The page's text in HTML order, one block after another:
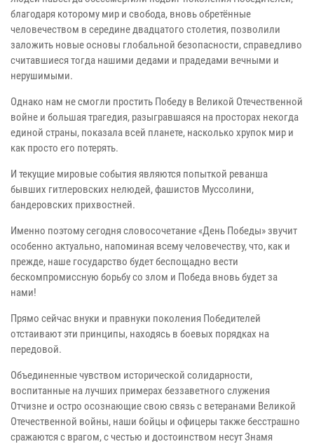
благодаря которому мир и свобода, вновь обретённые
человечеством в середине двадцатого столетия, позволили
заложить новые основы глобальной безопасности, справедливо
считавшиеся тогда нашими дедами и прадедами вечными и
нерушимыми.
Однако нам не смогли простить Победу в Великой Отечественной
войне и большая трагедия, разыгравшаяся на просторах некогда
единой страны, показала всей планете, насколько хрупок мир и
как просто его потерять.
И текущие мировые события являются попыткой реванша
бывших гитлеровских нелюдей, фашистов Муссолини,
бандеровских прихвостней.
Именно поэтому сегодня словосочетание «День Победы» звучит
особенно актуально, напоминая всему человечеству, что, как и
прежде, наше государство будет беспощадно вести
бескомпромиссную борьбу со злом и Победа вновь будет за
нами!
Прямо сейчас внуки и правнуки поколения Победителей
отстаивают эти принципы, находясь в боевых порядках на
передовой.
Объединенные чувством исторической солидарности,
воспитанные на лучших примерах беззаветного служения
Отчизне и остро осознающие свою связь с ветеранами Великой
Отечественной войны, наши бойцы и офицеры также бесстрашно
сражаются с врагом, с честью и достоинством несут Знамя